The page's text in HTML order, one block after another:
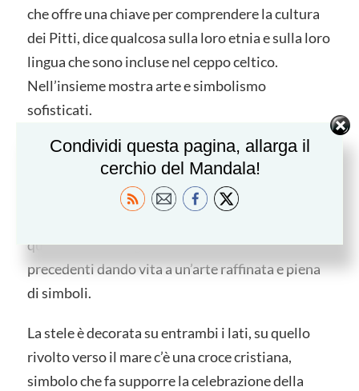
che offre una chiave per comprendere la cultura
dei Pitti, dice qualcosa sulla loro etnia e sulla loro
lingua che sono incluse nel ceppo celtico.
Nell’insieme mostra arte e simbolismo
sofisticati.
La pietra in origine si trovava vicino a una
cappella appena a nord del villaggio questo fatto
suggerisce che nel periodo in cui fu scolpita nel
questa nuova religione si innestò sulle culture
precedenti dando vita a un’arte raffinata e piena
di simboli.
La stele è decorata su entrambi i lati, su quello
rivolto verso il mare c’è una croce cristiana,
simbolo che fa supporre la celebrazione della
Condividi questa pagina, allarga il
cerchio del Mandala!